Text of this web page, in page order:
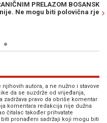
PRELAZOM BOSANSKA
mogu biti polovična rješenja"
njihovih autora, a ne nužno i stavove
da se suzdrže od vrijeđanja,
zadržava pravo da obriše komentar
komentara redakcija nije dužna
čitalac također prihvatate
pronađeni sadržaji koji mogu biti